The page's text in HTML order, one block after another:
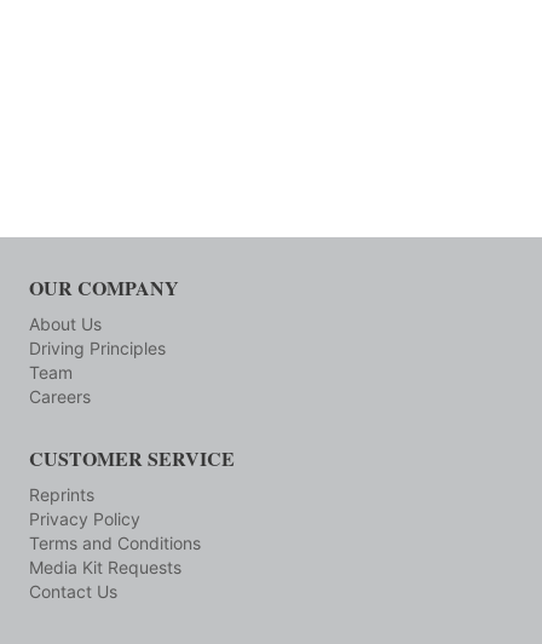
OUR COMPANY
About Us
Driving Principles
Team
Careers
CUSTOMER SERVICE
Reprints
Privacy Policy
Terms and Conditions
Media Kit Requests
Contact Us